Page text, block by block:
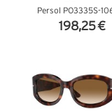
Persol PO3335S-
198,25 €